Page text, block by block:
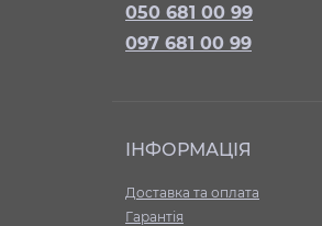
050 681 00 99
097 681 00 99
ІНФОРМАЦІЯ
Доставка та оплата
Гарантія